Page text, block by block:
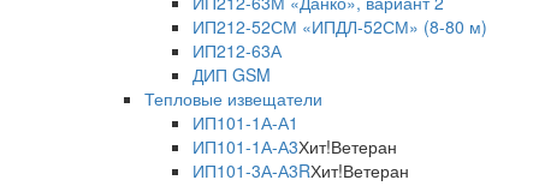
ИП212-52СМ «ИПДЛ-52СМ» (8-80 м)
ИП212-63А
ДИП GSM
Тепловые извещатели
ИП101-1А-А1
ИП101-1А-А3Хит!Ветеран
ИП101-3А-А3RХит!Ветеран